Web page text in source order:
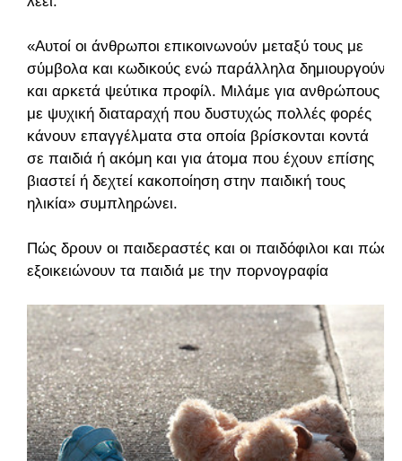
«Αυτοί οι άνθρωποι επικοινωνούν μεταξύ τους με
σύμβολα και κωδικούς ενώ παράλληλα δημιουργούν
και αρκετά ψεύτικα προφίλ. Μιλάμε για ανθρώπους
με ψυχική διαταραχή που δυστυχώς πολλές φορές
κάνουν επαγγέλματα στα οποία βρίσκονται κοντά
σε παιδιά ή ακόμη και για άτομα που έχουν επίσης
βιαστεί ή δεχτεί κακοποίηση στην παιδική τους
ηλικία» συμπληρώνει.
Πώς δρουν οι παιδεραστές και οι παιδόφιλοι και πώς
εξοικειώνουν τα παιδιά με την πορνογραφία